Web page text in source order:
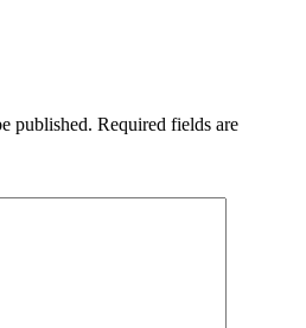
published. Required fields are